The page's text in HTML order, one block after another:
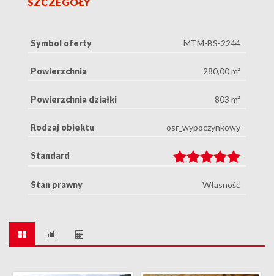
Symbol oferty MTM-BS-2244
Powierzchnia 280,00 m²
Powierzchnia działki 803 m²
Rodzaj obiektu osr_wypoczynkowy
Standard
Stan prawny Własność